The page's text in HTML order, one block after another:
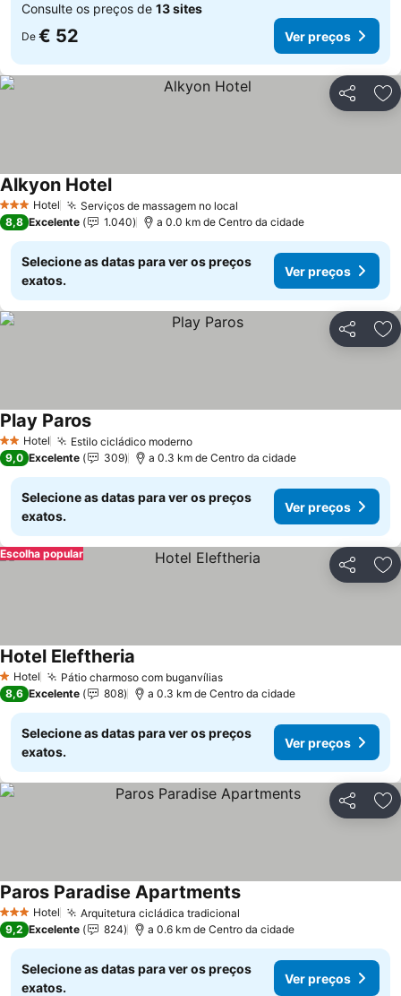
Consulte os preços de 13 sites
De € 52 Ver preços
Partilhar
3 EstrelasHotel Serviços de massagem no local
Alkyon HotelVer preços
8,8 Excelente 1.040 a 0.0 km de Centro da cidade
Selecione as datas para ver os preços
exatos.
Ver preços
Partilhar
2 Estrelas
Hotel Estilo cicládico modernoVer preços
Play ParosVer preços
9,0 Excelente 309 a 0.3 km de Centro da cidade
Selecione as datas para ver os preços
exatos.
Ver preços
Partilhar
Escolha popular
1 Estrelas
Hotel Pátio charmoso com buganvíliasVer preços
Hotel Eleftheria
8,6 Excelente 808 a 0.3 km de Centro da cidade
Selecione as datas para ver os preços
exatos.
Ver preços
Partilhar
3 EstrelasHotel Arquitetura cicládica tradicional
Paros Paradise ApartmentsVer preços
9,2 Excelente 824 a 0.6 km de Centro da cidade
Selecione as datas para ver os preços
exatos.
Ver preços